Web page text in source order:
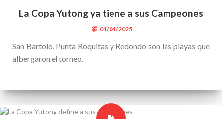
La Copa Yutong ya tiene a sus Campeones
01/04/2025
San Bartolo, Punta Roquitas y Redondo son las playas que
albergaron el torneo.